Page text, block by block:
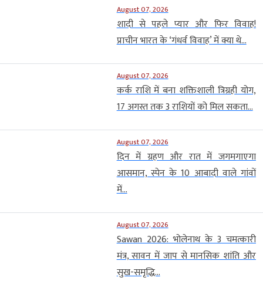
August 07, 2026
शादी से पहले प्यार और फिर विवाह!
प्राचीन भारत के ‘गंधर्व विवाह’ में क्या थे...
August 07, 2026
कर्क राशि में बना शक्तिशाली त्रिग्रही योग,
17 अगस्त तक 3 राशियों को मिल सकता...
August 07, 2026
दिन में ग्रहण और रात में जगमगाएगा
आसमान, स्पेन के 10 आबादी वाले गांवों
में...
August 07, 2026
Sawan 2026: भोलेनाथ के 3 चमत्कारी
मंत्र, सावन में जाप से मानसिक शांति और
सुख-समृद्धि...